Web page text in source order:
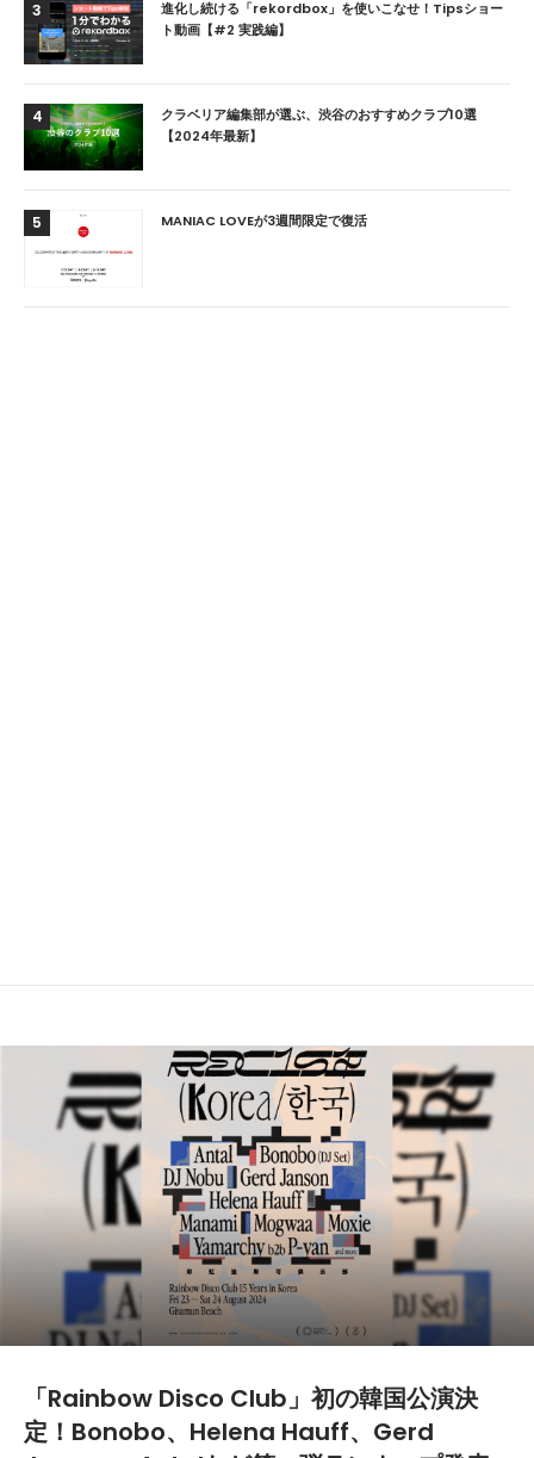
3
進化し続ける「rekordbox」を使いこなせ！Tipsショー
ト動画【#2 実践編】
4
クラベリア編集部が選ぶ、渋谷のおすすめクラブ10選
【2024年最新】
5 MANIAC LOVEが3週間限定で復活
「Rainbow Disco Club」初の韓国公演決
定！Bonobo、Helena Hauff、Gerd